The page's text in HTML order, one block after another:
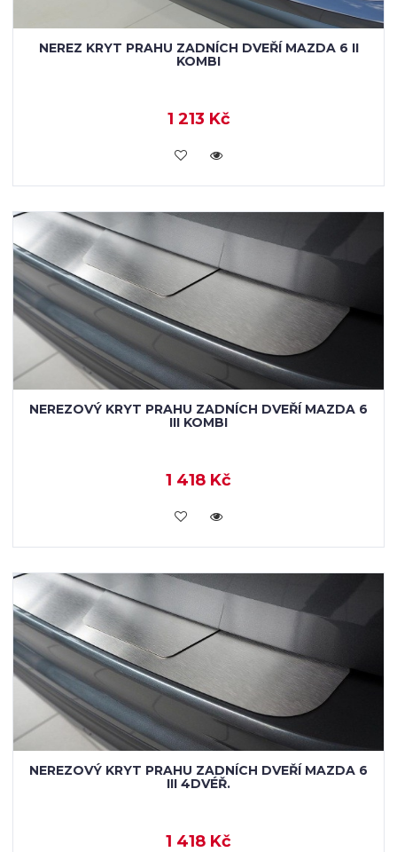
NEREZ KRYT PRAHU ZADNÍCH DVEŘÍ MAZDA 6 II
KOMBI
1 213 Kč
KOUPIT
NEREZOVÝ KRYT PRAHU ZADNÍCH DVEŘÍ MAZDA 6
III KOMBI
1 418 Kč
KOUPIT
NEREZOVÝ KRYT PRAHU ZADNÍCH DVEŘÍ MAZDA 6
III 4DVÉŘ.
1 418 Kč